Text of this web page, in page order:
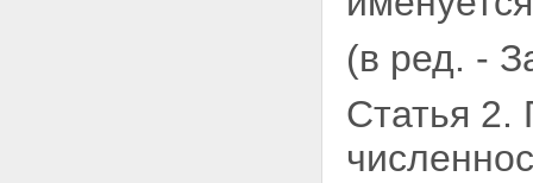
(в ред. -
Статья 2.